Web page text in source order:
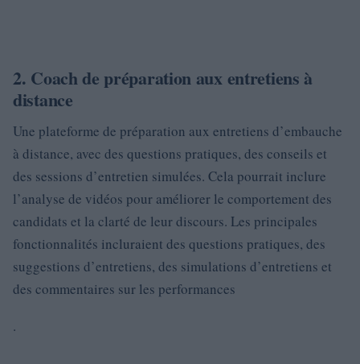
2. Coach de préparation aux entretiens à
distance
Une plateforme de préparation aux entretiens d’embauche
à distance, avec des questions pratiques, des conseils et
des sessions d’entretien simulées. Cela pourrait inclure
l’analyse de vidéos pour améliorer le comportement des
candidats et la clarté de leur discours. Les principales
fonctionnalités incluraient des questions pratiques, des
suggestions d’entretiens, des simulations d’entretiens et
des commentaires sur les performances
.